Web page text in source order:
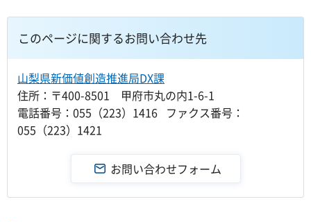
このページに関するお問い合わせ先
山梨県新価値創造推進局DX課
住所：〒400-8501 甲府市丸の内1-6-1
電話番号：055（223）1416 ファクス番号：
055（223）1421